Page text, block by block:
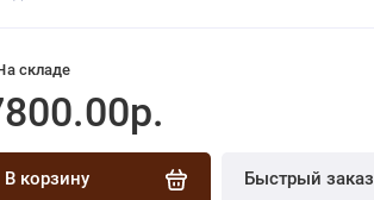
складе
В корзину Быстрый заказ